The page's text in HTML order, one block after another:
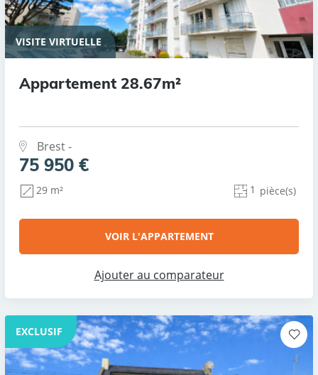
VISITE VIRTUELLE
Appartement 28.67m²
Brest -
75 950 €
29 m² 1 pièce(s)
VOIR L'APPARTEMENT
Ajouter au comparateur
EXCLUSIF